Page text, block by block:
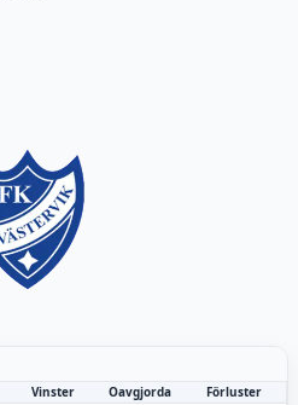
Vinster Oavgjorda Förluster